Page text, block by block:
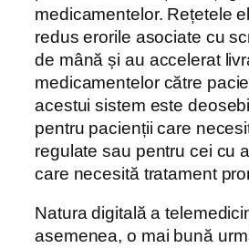
medicamentelor. Rețetele
redus erorile asociate cu
de mână și au accelerat
medicamentelor către
acestui sistem este
pentru pacienții care
regulate sau pentru cei cu
care necesită tratament
Natura digitală a
asemenea, o mai bună